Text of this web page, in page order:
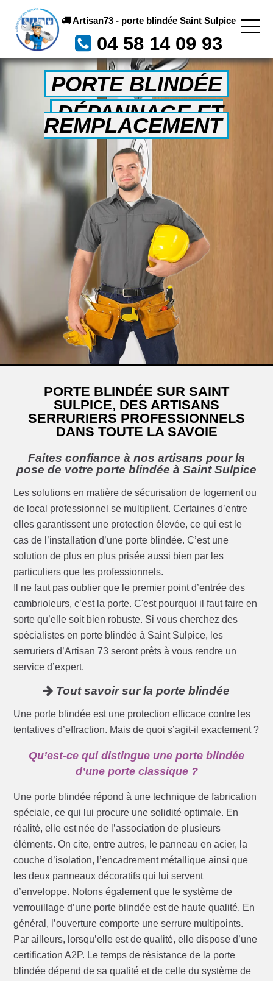
Artisan73 - porte blindée Saint Sulpice
04 58 14 09 93
PORTE BLINDÉE
DÉPANNAGE ET
REMPLACEMENT
PORTE BLINDÉE SUR SAINT
SULPICE, DES ARTISANS
SERRURIERS PROFESSIONNELS
DANS TOUTE LA SAVOIE
Faites confiance à nos artisans pour la
pose de votre porte blindée à Saint Sulpice
Les solutions en matière de sécurisation de logement ou
de local professionnel se multiplient. Certaines d’entre
elles garantissent une protection élevée, ce qui est le
cas de l’installation d’une porte blindée. C’est une
solution de plus en plus prisée aussi bien par les
particuliers que les professionnels.
Il ne faut pas oublier que le premier point d’entrée des
cambrioleurs, c’est la porte. C'est pourquoi il faut faire en
sorte qu’elle soit bien robuste. Si vous cherchez des
spécialistes en porte blindée à Saint Sulpice, les
serruriers d’Artisan 73 seront prêts à vous rendre un
service d’expert.
Tout savoir sur la porte blindée
Une porte blindée est une protection efficace contre les
tentatives d’effraction. Mais de quoi s’agit-il exactement ?
Qu’est-ce qui distingue une porte blindée
d’une porte classique ?
Une porte blindée répond à une technique de fabrication
spéciale, ce qui lui procure une solidité optimale. En
réalité, elle est née de l’association de plusieurs
éléments. On cite, entre autres, le panneau en acier, la
couche d’isolation, l’encadrement métallique ainsi que
les deux panneaux décoratifs qui lui servent
d’enveloppe. Notons également que le système de
verrouillage d’une porte blindée est de haute qualité. En
général, l’ouverture comporte une serrure multipoints.
Par ailleurs, lorsqu’elle est de qualité, elle dispose d’une
certification A2P. Le temps de résistance de la porte
blindée dépend de sa qualité et de celle du système de